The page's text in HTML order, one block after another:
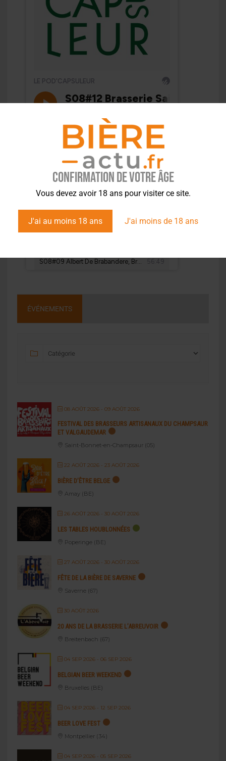
Confirmation de votre âge
Vous devez avoir 18 ans pour visiter ce site.
J'ai au moins 18 ans J'ai moins de 18 ans
ÉVÉNEMENTS
08 AOÛT 2026- 09 AOÛT 2026
FESTIVAL DES BRASSEURS ARTISANAUX DU CHAMPSAUR
ET VALGAUDEMAR
Saint-Bonnet-en-Champsaur (05)
22 AOÛT 2026- 23 AOÛT 2026
BIÈRE D’ÊTRE BELGE
Amay (BE)
26 AOÛT 2026- 30 AOÛT 2026
LES TABLES HOUBLONNÉES
Poperinge (BE)
27 AOÛT 2026- 30 AOÛT 2026
FÊTE DE LA BIÈRE DE SAVERNE
Saverne (67)
30 AOÛT 2026
20 ANS DE LA BRASSERIE L’ABREUVOIR
Breitenbach (67)
04 SEP 2026- 06 SEP 2026
BELGIAN BEER WEEKEND
Bruxelles (BE)
04 SEP 2026- 12 SEP 2026
BEER LOVE FEST
Montpellier (34)
04 SEP 2026- 05 SEP 2026